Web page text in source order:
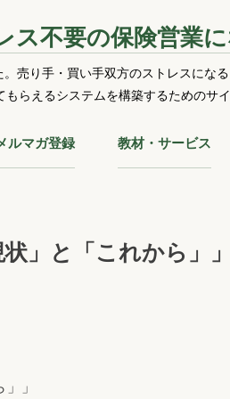
ス不要の保険営業
売り手・買い手双方のストレスにな
らえるシステムを構築するためのサイ
ルマガ登録 教材・サービス
」と「これから」
」